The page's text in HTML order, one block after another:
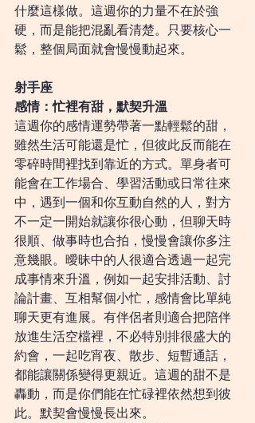
什麼這樣做。這週你的力量不在於強
硬，而是能把混亂看清楚。只要核心一
鬆，整個局面就會慢慢動起來。
射手座
感情：忙裡有甜，默契升溫
這週你的感情運勢帶著一點輕鬆的甜，
雖然生活可能還是忙，但彼此反而能在
零碎時間裡找到靠近的方式。單身者可
能會在工作場合、學習活動或日常往來
中，遇到一個和你互動自然的人，對方
不一定一開始就讓你很心動，但聊天時
很順、做事時也合拍，慢慢會讓你多注
意幾眼。曖昧中的人很適合透過一起完
成事情來升溫，例如一起安排活動、討
論計畫、互相幫個小忙，感情會比單純
聊天更有進展。有伴侶者則適合把陪伴
放進生活空檔裡，不必特別排很盛大的
約會，一起吃宵夜、散步、短暫通話，
都能讓關係變得更親近。這週的甜不是
轟動，而是你們能在忙碌裡依然想到彼
此。默契會慢慢長出來。